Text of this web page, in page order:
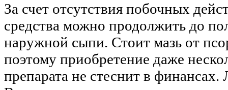
За счет отсутствия побочных
средства можно продолжить до
наружной сыпи. Стоит мазь от
поэтому приобретение даже
препарата не стеснит в